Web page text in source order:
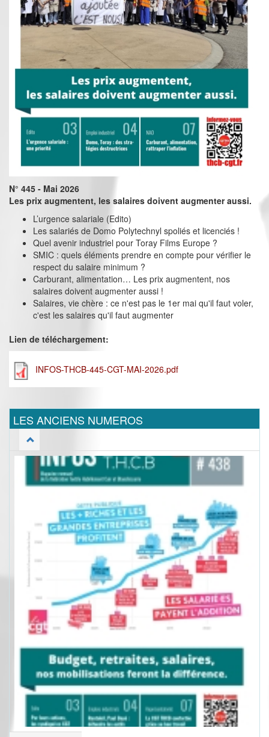
N° 445 - Mai 2026
Les prix augmentent, les salaires doivent augmenter aussi.
L’urgence salariale (Edito)
Les salariés de Domo Polytechnyl spoliés et licenciés !
Quel avenir industriel pour Toray Films Europe ?
SMIC : quels éléments prendre en compte pour vérifier le
respect du salaire minimum ?
Carburant, alimentation… Les prix augmentent, nos
salaires doivent augmenter aussi !
Salaires, vie chère : ce n'est pas le 1er mai qu'il faut voler,
c'est les salaires qu'il faut augmenter
Lien de téléchargement:
INFOS-THCB-445-CGT-MAI-2026.pdf
LES ANCIENS NUMEROS